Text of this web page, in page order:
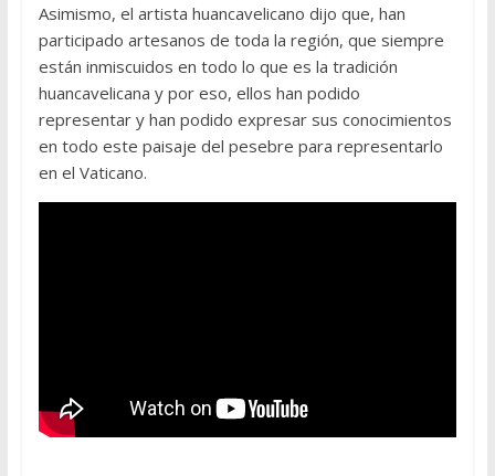
Asimismo, el artista huancavelicano dijo que, han
participado artesanos de toda la región, que siempre
están inmiscuidos en todo lo que es la tradición
huancavelicana y por eso, ellos han podido
representar y han podido expresar sus conocimientos
en todo este paisaje del pesebre para representarlo
en el Vaticano.